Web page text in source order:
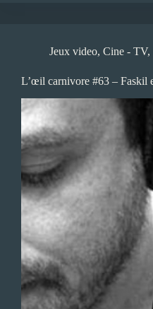
Jeux video, Cine - TV,
L’œil carnivore #63 – Faskil